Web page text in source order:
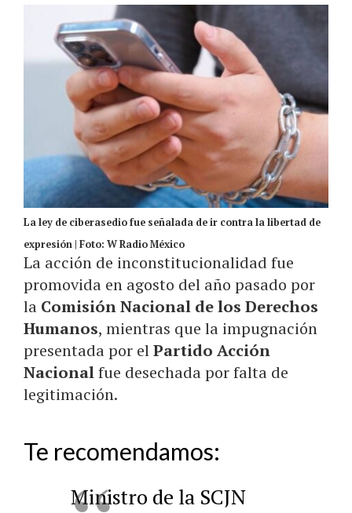
La ley de ciberasedio fue señalada de ir contra la libertad de
expresión | Foto: W Radio México
La acción de inconstitucionalidad fue
promovida en agosto del año pasado por
la Comisión Nacional de los Derechos
Humanos, mientras que la impugnación
presentada por elPartido Acción
Nacionalfue desechada por falta de
legitimación.
Te recomendamos:
Ministro de la SCJN